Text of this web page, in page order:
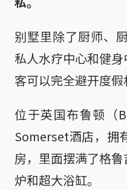
别墅里除了厨师、
私人水疗中心和健
客可以完全避开度假
位于英国布鲁顿（
Somerset酒店，拥
房，里面摆满了格
炉和超大浴缸。